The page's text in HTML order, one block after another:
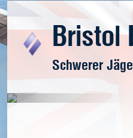
Bristol
Schwerer